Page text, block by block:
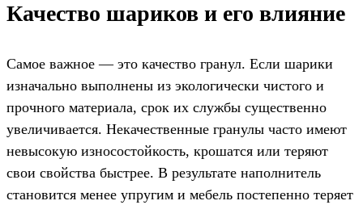
Качество шариков и его влияние
Самое важное — это качество гранул. Если шарики
изначально выполнены из экологически чистого и
прочного материала, срок их службы существенно
увеличивается. Некачественные гранулы часто имеют
невысокую износостойкость, крошатся или теряют
свои свойства быстрее. В результате наполнитель
становится менее упругим и мебель постепенно теряет